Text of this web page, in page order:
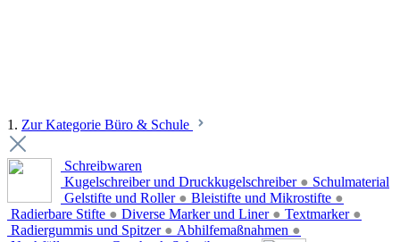
1. Zur Kategorie Büro & Schule
Schreibwaren
Kugelschreiber und Druckkugelschreiber ●
Gelstifte und Roller ● Bleistifte und Mikrostifte ●
Radierbare Stifte ● Diverse Marker und Liner ● Textmarker ●
Radiergummis und Spitzer ● Abhilfemaßnahmen ●
Schulmaterial